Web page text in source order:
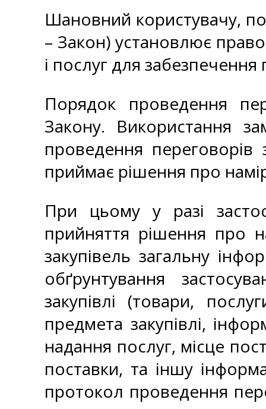
Шановний користувачу,
– Закон) установлює
і послуг для
Порядок проведення
Закону. Використання
проведення
приймає рішення про
При цьому у разі
прийняття рішення про
закупівель загальну
обґрунтування
закупівлі (товари,
предмета закупівлі,
надання послуг, місце
поставки, та іншу
протокол проведення